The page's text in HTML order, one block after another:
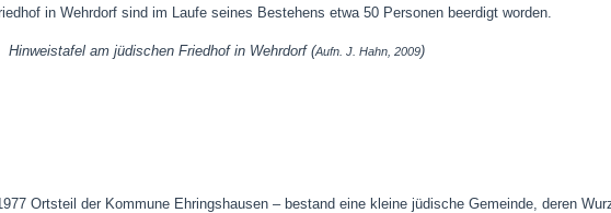
in Wehrdorf sind im Laufe seines Bestehens etwa 50 Personen beerdigt worden.
Hinweistafel am jüdischen Friedhof in Wehrdorf (Aufn. J. Hahn, 2009)
Ortsteil der Kommune Ehringshausen – bestand eine kleine jüdische Gemeinde, deren